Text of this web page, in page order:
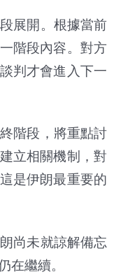
展開。根據當前
階段內容。對方
判才會進入下一
階段，將重點討
立相關機制，對
是伊朗最重要的
尚未就諒解備忘
在繼續。